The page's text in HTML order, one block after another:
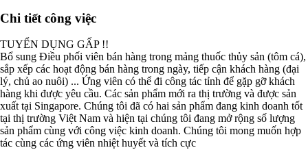
Chi tiết công việc
TUYỂN DỤNG GẤP !!
Bổ sung Điều phối viên bán hàng trong mảng thuốc thủy sản (tôm cá),
sắp xếp các hoạt động bán hàng trong ngày, tiếp cận khách hàng (đại
lý, chủ ao nuôi) ... Ứng viên có thể đi công tác tỉnh để gặp gỡ khách
hàng khi được yêu cầu. Các sản phẩm mới ra thị trường và được sản
xuất tại Singapore. Chúng tôi đã có hai sản phẩm đang kinh doanh tốt
tại thị trường Việt Nam và hiện tại chúng tôi đang mở rộng số lượng
sản phẩm cùng với công việc kinh doanh. Chúng tôi mong muốn hợp
tác cùng các ứng viên nhiệt huyết và tích cực